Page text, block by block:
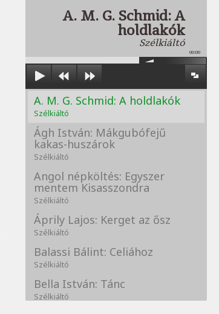
A. M. G. Schmid: A
holdlakók
Szélkiáltó
00:00
A. M. G. Schmid: A holdlakók
Szélkiáltó
Ágh István: Mákgubófejű
kakas-huszárok
Szélkiáltó
Angol népköltés: Egyszer
mentem Kisasszondra
Szélkiáltó
Áprily Lajos: Kerget az ősz
Szélkiáltó
Balassi Bálint: Celiához
Szélkiáltó
Bella István: Tánc
Szélkiáltó